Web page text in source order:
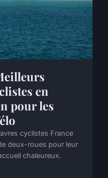
en
pour les
cyclistes France
deux-roues pour leur
chaleureux.